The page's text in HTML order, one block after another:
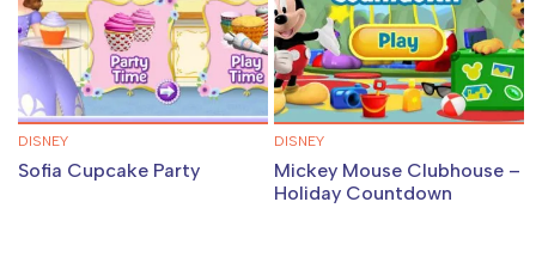
DISNEY
Sofia Cupcake Party
DISNEY
Mickey Mouse Clubhouse –
Holiday Countdown